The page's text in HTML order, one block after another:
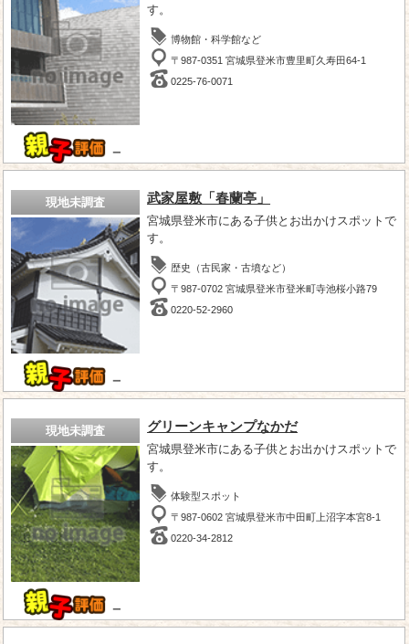
－
す。
博物館・科学館など
〒987-0351 宮城県登米市豊里町久寿田64-1
0225-76-0071
現地未調査
－
武家屋敷「春蘭亭」
宮城県登米市にある子供とお出かけスポットで
す。
歴史（古民家・古墳など）
〒987-0702 宮城県登米市登米町寺池桜小路79
0220-52-2960
現地未調査
－
グリーンキャンプなかだ
宮城県登米市にある子供とお出かけスポットで
す。
体験型スポット
〒987-0602 宮城県登米市中田町上沼字本宮8-1
0220-34-2812